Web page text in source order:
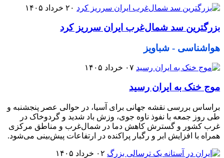
۲۰ خرداد ۱۴۰۵
بزرگترین سد شمال‌غرب ایران سرریز کرد
هواشناسی - شباویز
۰۷ خرداد ۱۴۰۵
موج خنک به ایران رسید
براساس بررسی نقشه جهانی برای آسیا، در حوالی عصر پنجشنبه و
طی روز جمعه با نفوذ ناوه جوی، وزش باد شدید و گردوخاک در
غرب کشور و گسترش کاهش دما در شمال‌غرب و مناطق مرکزی
همراه با افزایش ابر و رگبار پراکنده در ارتفاعات پیش‌بینی می‌شود.
۰۲ خرداد ۱۴۰۵